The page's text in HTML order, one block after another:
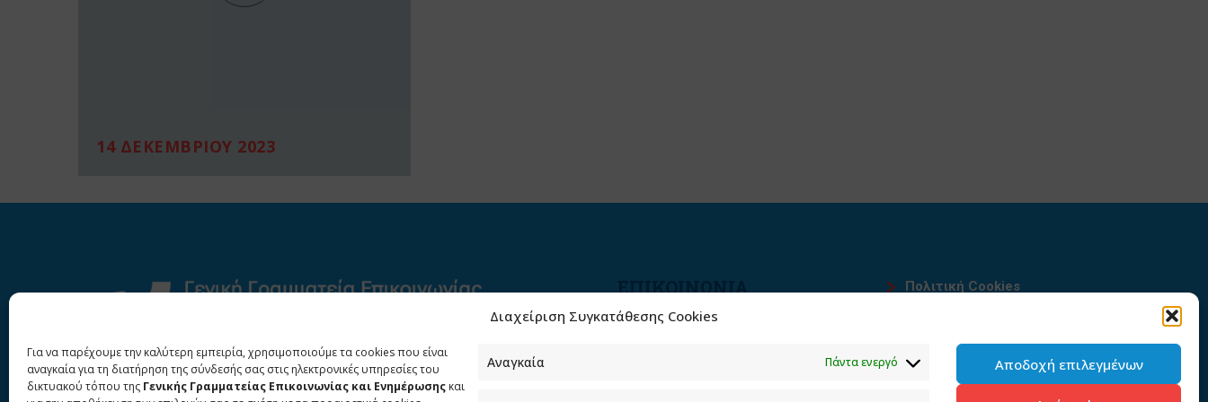
Διαχείριση Συγκατάθεσης Cookies
Για να παρέχουμε την καλύτερη εμπειρία, χρησιμοποιούμε τα cookies που είναι
αναγκαία για τη διατήρηση της σύνδεσής σας στις ηλεκτρονικές υπηρεσίες του
δικτυακού τόπου της Γενικής Γραμματείας Επικοινωνίας και Ενημέρωσης και
Αναγκαία Πάντα ενεργό Αποδοχή επιλεγμένων
14 ΔΕΚΕΜΒΡΙΟΥ 2023
ΕΠΙΚΟΙΝΩΝΙΑ
Φραγκούδη 11 & Αλεξάνδρου
Πολιτική Cookies
Πολιτική προστασίας
προσωπικών δεδομένων του
παρόντος ιστότοπου